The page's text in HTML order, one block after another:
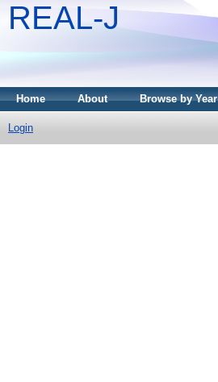
REAL-J
Home About Browse by Year
Login